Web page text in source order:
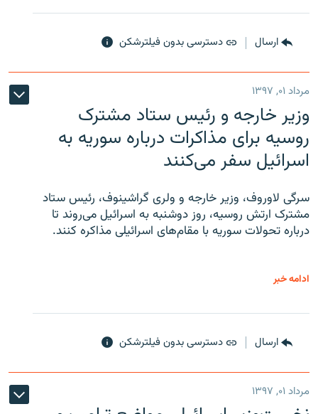
ارسال دسترسی بدون فیلترشکن
مرداد ۰۱, ۱۳۹۷
وزیر خارجه و رئیس‌ ستاد مشترک
روسیه برای مذاکرات درباره سوریه به
اسرائیل سفر می‌کنند
سرگی لاوروف، وزیر خارجه و ولری گراشینوف، رئیس ستاد
مشترک ارتش روسیه، روز دوشنبه به اسرائیل می‌روند تا
درباره تحولات سوریه با مقام‌های اسرائیلی مذاکره کنند.
ادامه خبر
ارسال دسترسی بدون فیلترشکن
مرداد ۰۱, ۱۳۹۷